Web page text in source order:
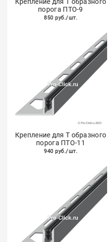
порога ПТО-9
850 руб./шт.
Крепление для Т образного
порога ПТО-11
940 руб./шт.